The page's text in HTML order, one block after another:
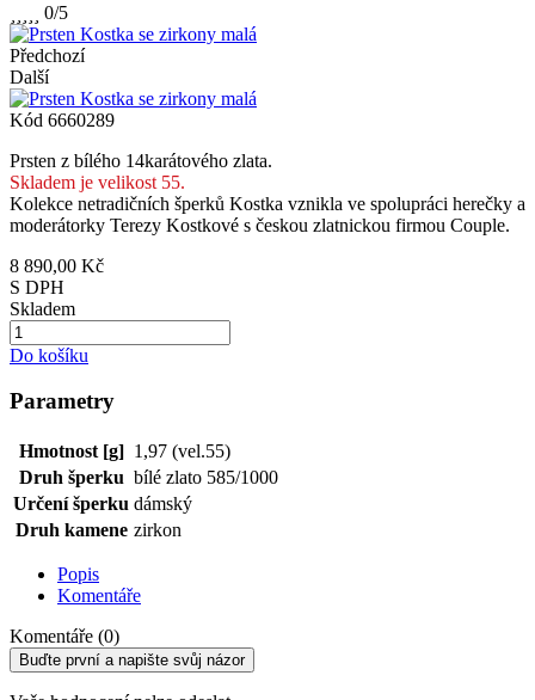
0/5
Předchozí
Další
Kód 6660289
Prsten z bílého 14karátového zlata.
Skladem je velikost 55.
Kolekce netradičních šperků Kostka vznikla ve spolupráci herečky a
moderátorky Terezy Kostkové s českou zlatnickou firmou Couple.
8 890,00 Kč
S DPH
Skladem
Do košíku
Parametry
Hmotnost [g] 1,97 (vel.55)
Druh šperku bílé zlato 585/1000
Určení šperku dámský
Druh kamene zirkon
Popis
Komentáře
Komentáře (0)
Buďte první a napište svůj názor